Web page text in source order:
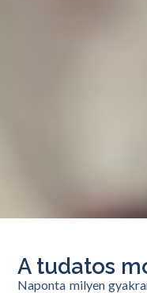
A tudatos
Naponta milyen